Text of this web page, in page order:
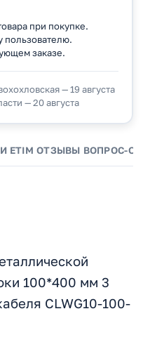
при покупке.
пользователю.
заказе.
— 19 августа
— 20 августа
ETIM ОТЗЫВЫ ВОПРОС-
100*400 мм 3
CLWG10-100-